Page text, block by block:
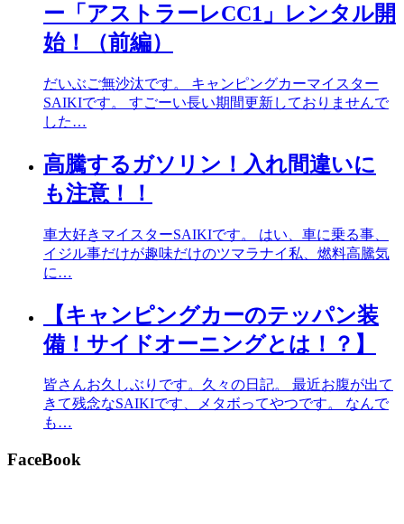
ー「アストラーレCC1」レンタル開
始！（前編）
だいぶご無沙汰です。 キャンピングカーマイスター
SAIKIです。 すごーい長い期間更新しておりませんで
した…
高騰するガソリン！入れ間違いに
も注意！！
車大好きマイスターSAIKIです。 はい、車に乗る事、
イジル事だけが趣味だけのツマラナイ私、燃料高騰気
に…
【キャンピングカーのテッパン装
備！サイドオーニングとは！？】
皆さんお久しぶりです。久々の日記。 最近お腹が出て
きて残念なSAIKIです、メタボってやつです。 なんで
も…
FaceBook